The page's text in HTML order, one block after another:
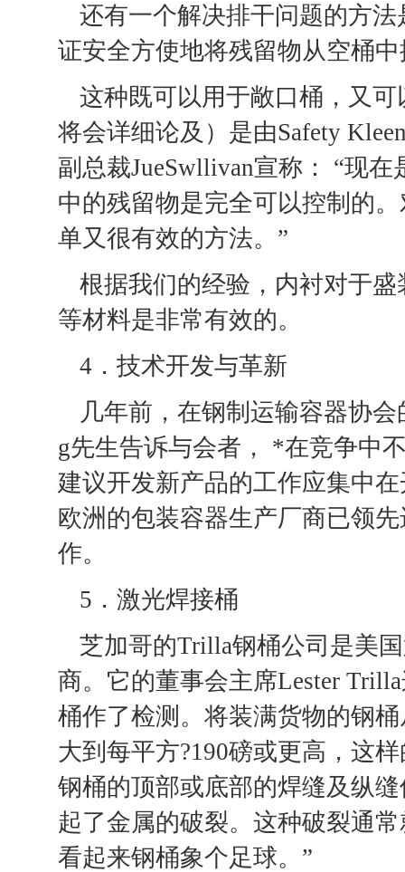
还有一个解决排干问题的方
证安全方使地将残留物从空桶
这种既可以用于敞口桶，又
将会详细论及）是由Safety
副总裁JueSwllivan宣称： “现
中的残留物是完全可以控制的
单又很有效的方法。”
根据我们的经验，内衬对于
等材料是非常有效的。
4．技术开发与革新
几年前，在钢制运输容器协
g先生告诉与会者， *在竞争中
建议开发新产品的工作应集中
欧洲的包装容器生产厂商已领
作。
5．激光焊接桶
芝加哥的Trilla钢桶公司是美
商。它的董事会主席Lester
桶作了检测。将装满货物的钢
大到每平方?190磅或更高，这
钢桶的顶部或底部的焊缝及纵
起了金属的破裂。这种破裂通
看起来钢桶象个足球。”